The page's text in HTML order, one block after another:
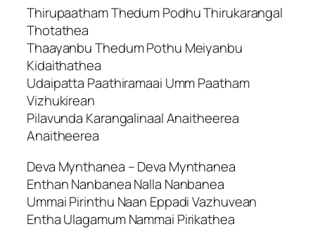
Thirupaatham Thedum Podhu Thirukarangal
Thotathea
Thaayanbu Thedum Pothu Meiyanbu
Kidaithathea
Udaipatta Paathiramaai Umm Paatham
Vizhukirean
Pilavunda Karangalinaal Anaitheerea
Anaitheerea
Deva Mynthanea – Deva Mynthanea
Enthan Nanbanea Nalla Nanbanea
Ummai Pirinthu Naan Eppadi Vazhuvean
Entha Ulagamum Nammai Pirikathea